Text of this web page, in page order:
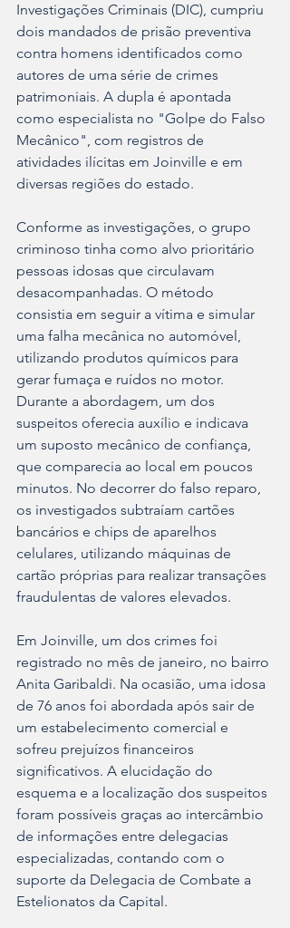
Investigações Criminais (DIC), cumpriu
dois mandados de prisão preventiva
contra homens identificados como
autores de uma série de crimes
patrimoniais. A dupla é apontada
como especialista no "Golpe do Falso
Mecânico", com registros de
atividades ilícitas em Joinville e em
diversas regiões do estado.
Conforme as investigações, o grupo
criminoso tinha como alvo prioritário
pessoas idosas que circulavam
desacompanhadas. O método
consistia em seguir a vítima e simular
uma falha mecânica no automóvel,
utilizando produtos químicos para
gerar fumaça e ruídos no motor.
Durante a abordagem, um dos
suspeitos oferecia auxílio e indicava
um suposto mecânico de confiança,
que comparecia ao local em poucos
minutos. No decorrer do falso reparo,
os investigados subtraíam cartões
bancários e chips de aparelhos
celulares, utilizando máquinas de
cartão próprias para realizar transações
fraudulentas de valores elevados.
Em Joinville, um dos crimes foi
registrado no mês de janeiro, no bairro
Anita Garibaldi. Na ocasião, uma idosa
de 76 anos foi abordada após sair de
um estabelecimento comercial e
sofreu prejuízos financeiros
significativos. A elucidação do
esquema e a localização dos suspeitos
foram possíveis graças ao intercâmbio
de informações entre delegacias
especializadas, contando com o
suporte da Delegacia de Combate a
Estelionatos da Capital.